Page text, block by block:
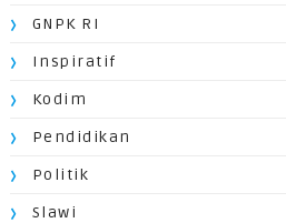
GNPK RI
Inspiratif
Kodim
Pendidikan
Politik
Slawi